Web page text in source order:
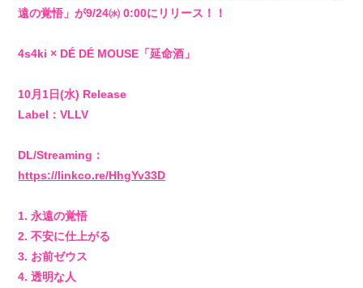
遠の覚悟」が9/24㈬ 0:00にリリース！！
4s4ki × DÉ DÉ MOUSE「延命酒」
10月1日(水) Release
Label：VLLV
DL/Streaming：
https://linkco.re/HhgYv33D
1. 永遠の覚悟
2. 不安に仕上がる
3. お前ゼウス
4. 透明な人